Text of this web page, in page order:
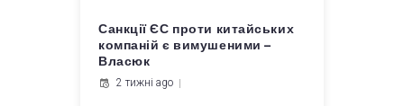
Санкції ЄС проти китайських
компаній є вимушеними –
Власюк
2 тижні ago